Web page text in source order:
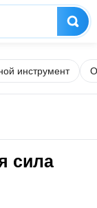
инструмент
сила